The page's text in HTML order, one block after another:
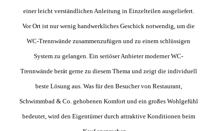
einer leicht verständlichen Anleitung in Einzelteilen ausgeliefert.
Vor Ort ist nur wenig handwerkliches Geschick notwendig, um die
WC-Trennwände zusammenzufügen und zu einem schlüssigen
System zu gelangen. Ein seriöser Anbieter moderner WC-
Trennwände berät gerne zu diesem Thema und zeigt die individuell
beste Lösung aus. Was für den Besucher von Restaurant,
Schwimmbad & Co. gehobenen Komfort und ein großes Wohlgefühl
bedeutet, wird den Eigentümer durch attraktive Konditionen beim